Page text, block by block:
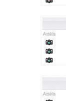
Attēls
Attēls